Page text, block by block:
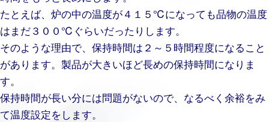
たとえば、炉の中の温度が４１５℃になっても品物の温度
はまだ３００℃ぐらいだったりします。
そのような理由で、保持時間は２～５時間程度になること
があります。製品が大きいほど長めの保持時間になりま
す。
保持時間が長い分には問題がないので、なるべく余裕をみ
て温度設定をします。